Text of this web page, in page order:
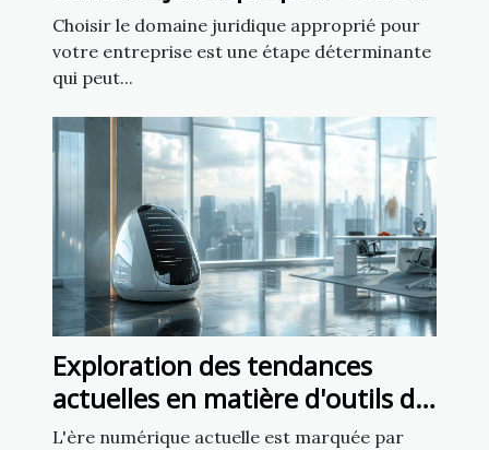
affaire
Choisir le domaine juridique approprié pour
votre entreprise est une étape déterminante
qui peut...
Exploration des tendances
actuelles en matière d'outils de
création de sites web
L'ère numérique actuelle est marquée par